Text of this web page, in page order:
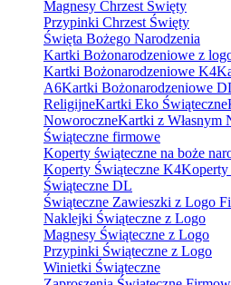
Magnesy Chrzest Święty
Przypinki Chrzest Święty
Święta Bożego Narodzenia
Kartki Bożonarodzeniowe z
Kartki Bożonarodzeniowe K4
A6Kartki Bożonarodzeniowe
ReligijneKartki Eko Świąteczne
NoworoczneKartki z Własnym
Świąteczne firmowe
Koperty świąteczne na boże
Koperty Świąteczne K4Koperty
Świąteczne DL
Świąteczne Zawieszki z Logo
Naklejki Świąteczne z Logo
Magnesy Świąteczne z Logo
Przypinki Świąteczne z Logo
Winietki Świąteczne